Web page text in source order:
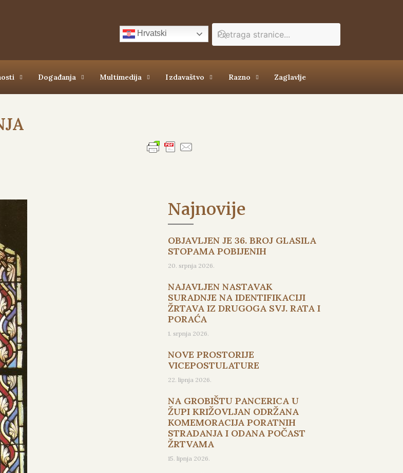
Hrvatski
Događanja Multimedija Izdavaštvo Razno Zaglavlje
Najnovije
OBJAVLJEN JE 36. BROJ GLASILA
STOPAMA POBIJENIH
20. srpnja 2026.
NAJAVLJEN NASTAVAK
SURADNJE NA IDENTIFIKACIJI
ŽRTAVA IZ DRUGOGA SVJ. RATA I
PORAĆA
1. srpnja 2026.
NOVE PROSTORIJE
VICEPOSTULATURE
22. lipnja 2026.
NA GROBIŠTU PANCERICA U
ŽUPI KRIŽOVLJAN ODRŽANA
KOMEMORACIJA PORATNIH
STRADANJA I ODANA POČAST
ŽRTVAMA
15. lipnja 2026.